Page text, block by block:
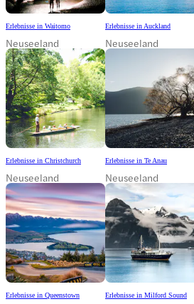
Erlebnisse in Waitomo
Neuseeland
Erlebnisse in Auckland
Neuseeland
Erlebnisse in Christchurch
Neuseeland
Erlebnisse in Te Anau
Neuseeland
Erlebnisse in Queenstown Erlebnisse in Milford Sound